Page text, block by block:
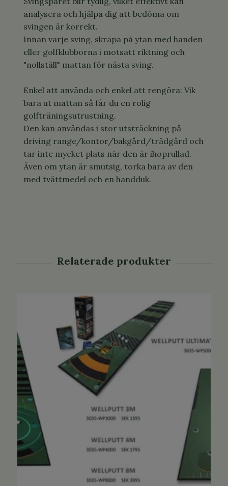
analysera och hjälpa dig att bedöma om
svingen är korrekt.
Innan varje sving, skrapa på ytan med handen
eller golfklubborna i motsatt riktning och
"nollställ" mattan för nästa sving.
Enkel att använda och enkel att rengöra: Vik
bara ut mattan så får du en rolig
golfträningsutrustning.
Den kan användas i stor utsträckning på
driving range/kontor/bakgård/trädgård och
tar inte mycket plats när den är ihoprullad.
Även om ytan är smutsig, torka bara av den
med tvättmedel och en handduk.